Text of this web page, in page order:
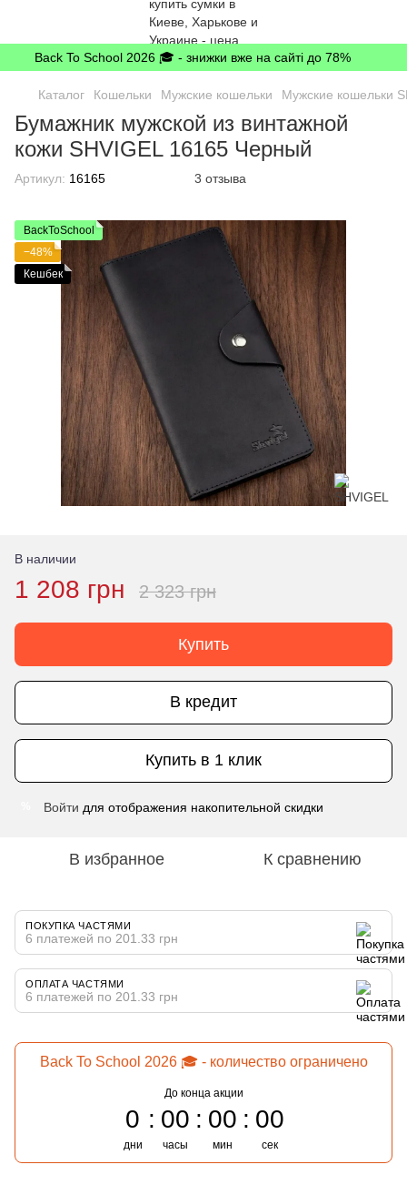
Back To School 2026 🎓 - знижки вже на сайті до 78%
Каталог Кошельки Мужские кошельки Мужские кошельки
Бумажник мужской из винтажной
кожи SHVIGEL 16165 Черный
Артикул: 16165 3 отзыва
BackToSchool
−48%
Кешбек
В наличии
1 208 грн 2 323 грн
Купить
В кредит
Купить в 1 клик
Войти для отображения накопительной скидки
В избранное К сравнению
ПОКУПКА ЧАСТЯМИ
6 платежей по 201.33 грн
ОПЛАТА ЧАСТЯМИ
6 платежей по 201.33 грн
Back To School 2026 🎓 - количество ограничено
До конца акции
0
дни
00
часы
00
мин
00
сек